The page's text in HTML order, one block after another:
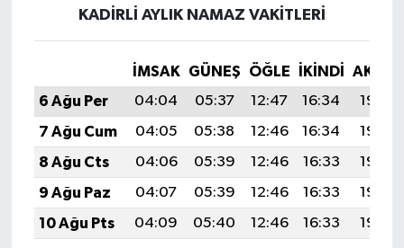
KADIRLI AYLIK NAMAZ VAKITLERI
İMSAK GÜNEŞ ÖĞLE İKINDI
6 Ağu Per
04:04 05:37 12:47 16:34
19:46
7 Ağu Cum
04:05 05:38 12:46 16:34
19:45
8 Ağu Cts
04:06 05:39 12:46 16:33
19:44
9 Ağu Paz
04:07 05:39 12:46 16:33
19:43
10 Ağu Pts
04:09 05:40 12:46 16:33
19:42